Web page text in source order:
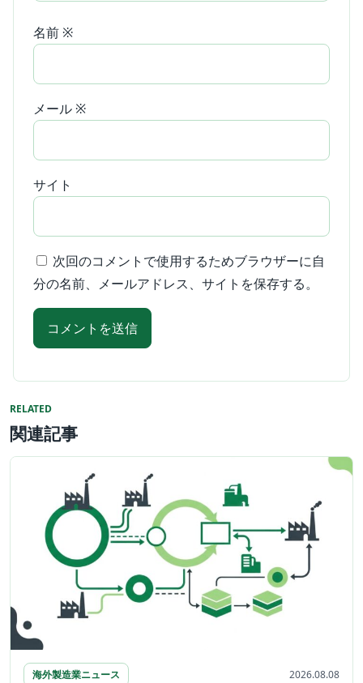
名前 ※
メール ※
サイト
次回のコメントで使用するためブラウザーに自
分の名前、メールアドレス、サイトを保存する。
RELATED
関連記事
海外製造業ニュース 2026.08.08